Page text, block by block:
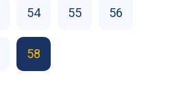
54 55 56
58